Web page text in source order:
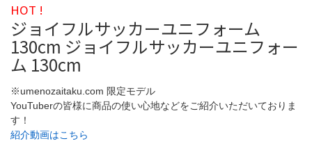
HOT !
ジョイフルサッカーユニフォーム
130cm ジョイフルサッカーユニフォー
ム 130cm
※umenozaitaku.com 限定モデル
YouTuberの皆様に商品の使い心地などをご紹介いただいておりま
す！
紹介動画はこちら